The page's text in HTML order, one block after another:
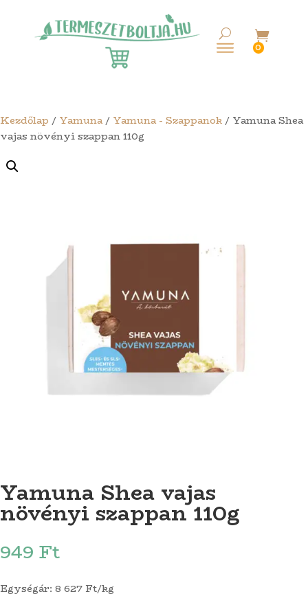

0
Kezdőlap / Yamuna/ Yamuna - Szappanok / Yamuna Shea
vajas növényi szappan 110g
Yamuna Shea vajas
növényi szappan 110g
949 Ft
Egységár: 8 627 Ft/kg